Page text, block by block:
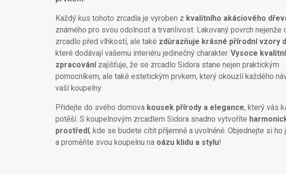
Každý kus tohoto zrcadla je vyroben z kvalitního akáciového
známého pro svou odolnost a trvanlivost. Lakovaný povrch nejenže
zrcadlo před vlhkostí, ale také zdůrazňuje krásné přírodní vzory
které dodávají vašemu interiéru jedinečný charakter. Vysoce kvalitní
zpracovánízajišťuje, že se zrcadlo Sidora stane nejen praktickým
pomocníkem, ale také estetickým prvkem, který okouzlí každého
vaší koupelny.
Přidejte do svého domova kousek přírody a elegance, který vás
potěší. S koupelnovým zrcadlem Sidora snadno vytvoříte
prostředí, kde se budete cítit příjemně a uvolněně. Objednejte si ho
a proměňte svou koupelnu na oázu klidu a stylu!